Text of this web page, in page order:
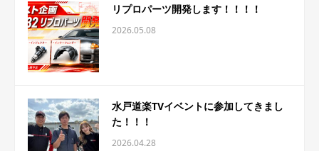
リプロパーツ開発します！！！！
2026.05.08
水戸道楽TVイベントに参加してきまし
た！！！
2026.04.28